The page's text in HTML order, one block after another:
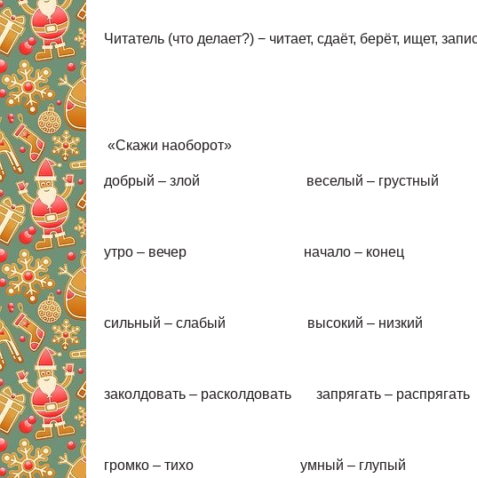
Читатель (что делает?) − читает, сдаёт, берёт, ищет,
«Скажи наоборот»
добрый – злой веселый – грустный
утро – вечер начало – конец
сильный – слабый высокий – низкий
заколдовать – расколдовать запрягать –
громко – тихо умный – глупый храбрый –